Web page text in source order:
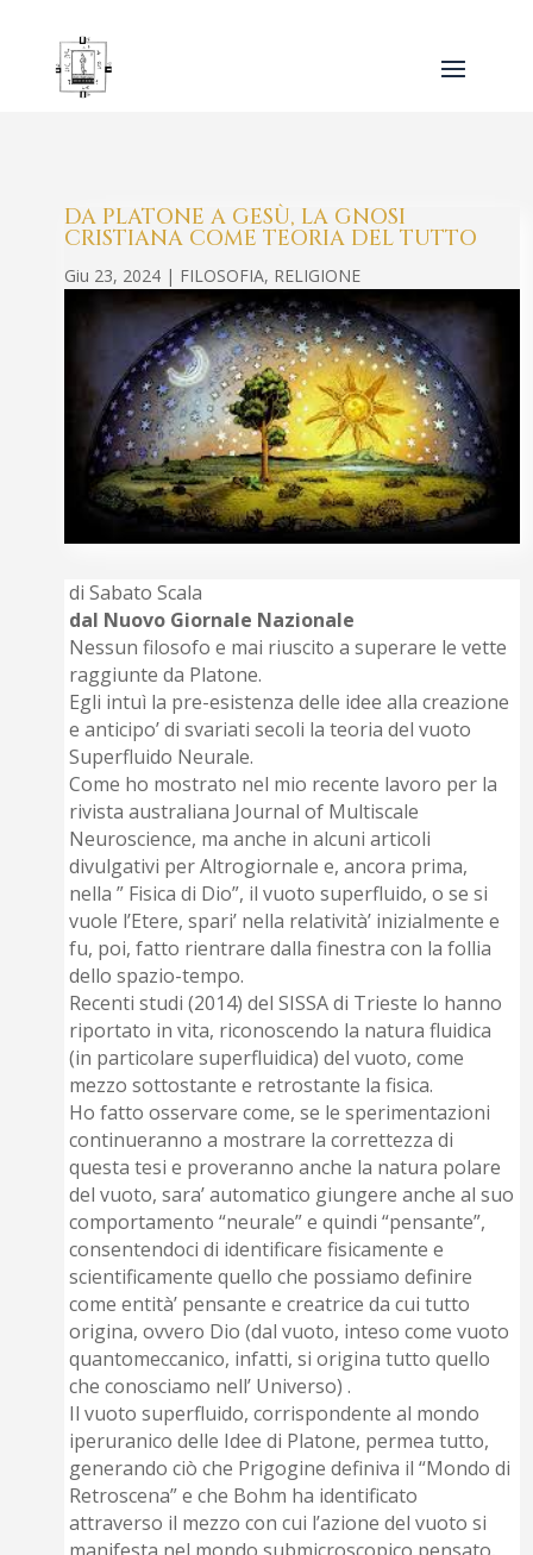
DA PLATONE A GESÙ, LA GNOSI
CRISTIANA COME TEORIA DEL TUTTO
Giu 23, 2024 | FILOSOFIA, RELIGIONE
di Sabato Scala
dal Nuovo Giornale Nazionale
Nessun filosofo e mai riuscito a superare le vette
raggiunte da Platone.
Egli intuì la pre-esistenza delle idee alla creazione
e anticipo’ di svariati secoli la teoria del vuoto
Superfluido Neurale.
Come ho mostrato nel mio recente lavoro per la
rivista australiana Journal of Multiscale
Neuroscience, ma anche in alcuni articoli
divulgativi per Altrogiornale e, ancora prima,
nella ” Fisica di Dio”, il vuoto superfluido, o se si
vuole l’Etere, spari’ nella relatività’ inizialmente e
fu, poi, fatto rientrare dalla finestra con la follia
dello spazio-tempo.
Recenti studi (2014) del SISSA di Trieste lo hanno
riportato in vita, riconoscendo la natura fluidica
(in particolare superfluidica) del vuoto, come
mezzo sottostante e retrostante la fisica.
Ho fatto osservare come, se le sperimentazioni
continueranno a mostrare la correttezza di
questa tesi e proveranno anche la natura polare
del vuoto, sara’ automatico giungere anche al suo
comportamento “neurale” e quindi “pensante”,
consentendoci di identificare fisicamente e
scientificamente quello che possiamo definire
come entità’ pensante e creatrice da cui tutto
origina, ovvero Dio (dal vuoto, inteso come vuoto
quantomeccanico, infatti, si origina tutto quello
che conosciamo nell’ Universo) .
Il vuoto superfluido, corrispondente al mondo
iperuranico delle Idee di Platone, permea tutto,
generando ciò che Prigogine definiva il “Mondo di
Retroscena” e che Bohm ha identificato
attraverso il mezzo con cui l’azione del vuoto si